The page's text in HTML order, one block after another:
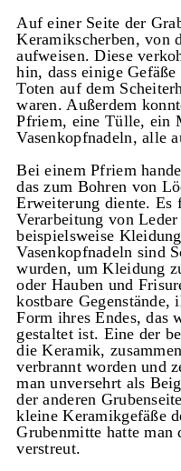
Auf einer Seite der
Keramikscherben, von
aufweisen. Diese
hin, dass einige
Toten auf dem
waren. Außerdem
Pfriem, eine Tülle, ein
Vasenkopfnadeln, alle
Bei einem Pfriem
das zum Bohren von
Erweiterung diente. Es
Verarbeitung von
beispielsweise
Vasenkopfnadeln sind
wurden, um Kleidung
oder Hauben und
kostbare Gegenstände,
Form ihres Endes, das
gestaltet ist. Eine der
die Keramik,
verbrannt worden und
man unversehrt als
der anderen
kleine Keramikgefäße
Grubenmitte hatte man
verstreut.